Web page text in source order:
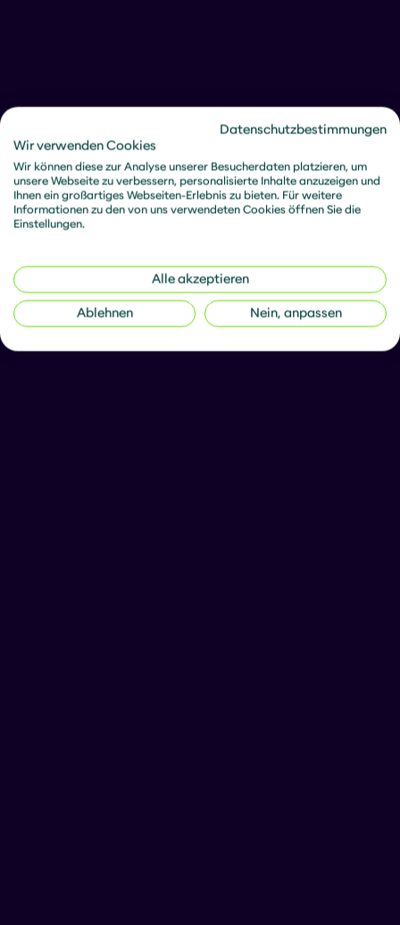
Datenschutzbestimmungen
Wir verwenden Cookies
Wir können diese zur Analyse unserer Besucherdaten platzieren, um
unsere Webseite zu verbessern, personalisierte Inhalte anzuzeigen und
Ihnen ein großartiges Webseiten-Erlebnis zu bieten. Für weitere
Informationen zu den von uns verwendeten Cookies öffnen Sie die
Einstellungen.
Alle akzeptieren
Ablehnen Nein, anpassen